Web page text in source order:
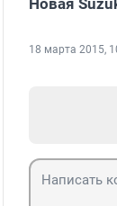
Новая
18 марта 2015,